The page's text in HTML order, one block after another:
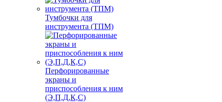
Тумбочки для
инструмента (ТПМ)
Перфорированные
экраны и
приспособления к ним
(Э,П,Д,К,С)